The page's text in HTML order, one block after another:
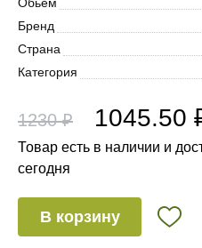
Бренд
Страна
Категория
1230 ₽ 1045.50
Товар есть в наличии и
сегодня
В корзину